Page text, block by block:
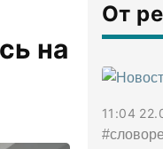
на
От
11:04